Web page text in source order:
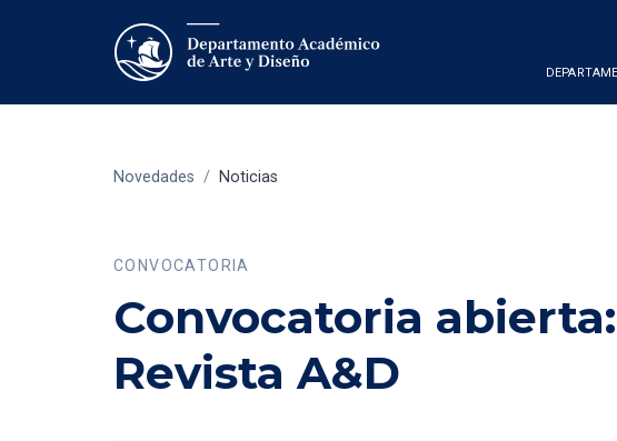
Novedades / Noticias
CONVOCATORIA
Convocatoria
Revista A&D